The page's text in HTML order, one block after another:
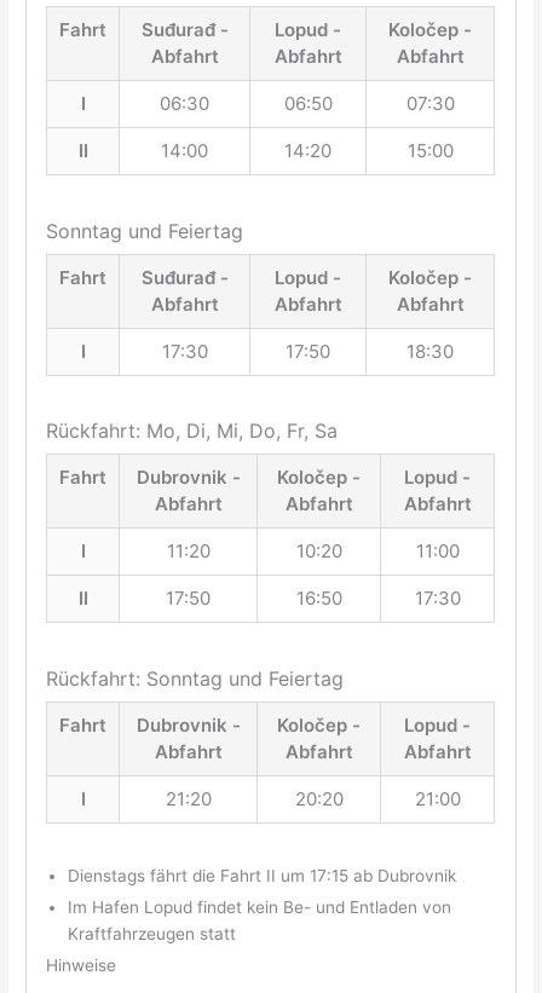
Fahrt
Suđurađ -
Abfahrt
Lopud -
Abfahrt
Koločep -
Abfahrt
I 06:30 06:50 07:30
II 14:00 14:20 15:00
Sonntag und Feiertag
Fahrt
Suđurađ -
Abfahrt
Lopud -
Abfahrt
Koločep -
Abfahrt
I 17:30 17:50 18:30
Rückfahrt: Mo, Di, Mi, Do, Fr, Sa
Fahrt
Dubrovnik -
Abfahrt
Koločep -
Abfahrt
Lopud -
Abfahrt
I 11:20 10:20 11:00
II 17:50 16:50 17:30
Rückfahrt: Sonntag und Feiertag
Fahrt
Dubrovnik -
Abfahrt
Koločep -
Abfahrt
Lopud -
Abfahrt
I 21:20 20:20 21:00
Dienstags fährt die Fahrt II um 17:15 ab Dubrovnik
Im Hafen Lopud findet kein Be- und Entladen von
Kraftfahrzeugen statt
Hinweise